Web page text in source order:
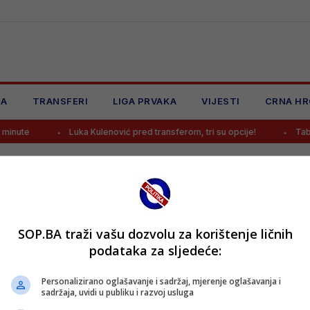
TRANSFERI LIGA PRVAKA VIJESTI CRNA
Luka Kulenović pred transferom, tri su opcije!
SOP.BA traži vašu dozvolu za korištenje ličnih
podataka za sljedeće:
Personalizirano oglašavanje i sadržaj, mjerenje oglašavanja i
sadržaja, uvidi u publiku i razvoj usluga